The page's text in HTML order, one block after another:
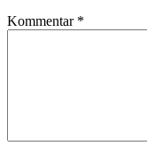
Kommentar *